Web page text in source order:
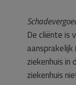
De cliënte is
ziekenhuis
ziekenhuis